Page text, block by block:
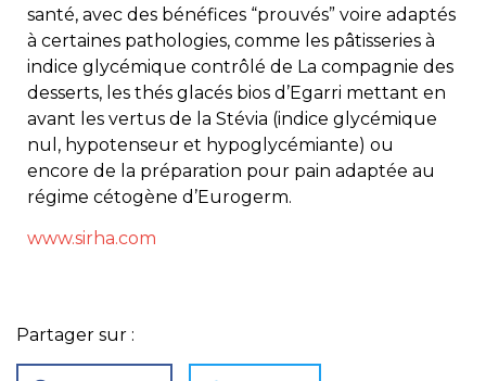
santé, avec des bénéfices “prouvés” voire adaptés
à certaines pathologies, comme les pâtisseries à
indice glycémique contrôlé de La compagnie des
desserts, les thés glacés bios d’Egarri mettant en
avant les vertus de la Stévia (indice glycémique
nul, hypotenseur et hypoglycémiante) ou
encore de la préparation pour pain adaptée au
régime cétogène d’Eurogerm.
www.sirha.com
Partager sur :